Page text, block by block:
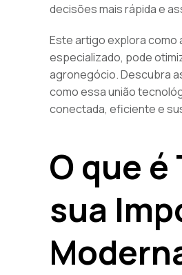
decisões mais rápida e
Este artigo explora como
especializado, pode
agronegócio. Descubra
como essa união
conectada, eficiente e
O que
sua